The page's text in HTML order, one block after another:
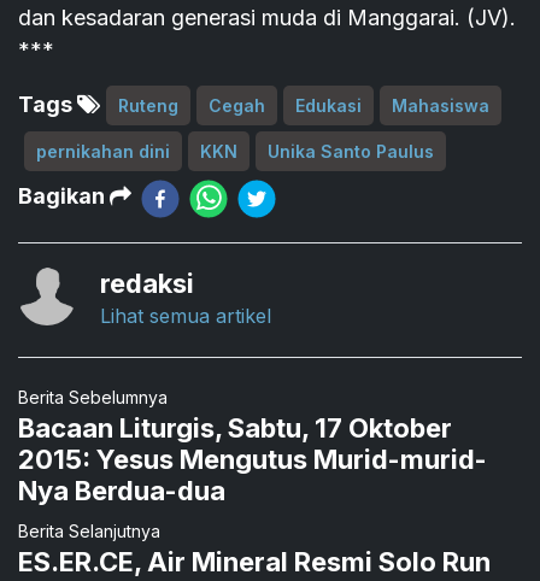
dan kesadaran generasi muda di Manggarai. (JV).
***
Tags Ruteng Cegah Edukasi Mahasiswa
pernikahan dini KKN Unika Santo Paulus
Bagikan
redaksi
Lihat semua artikel
Berita Sebelumnya
Bacaan Liturgis, Sabtu, 17 Oktober
2015: Yesus Mengutus Murid-murid-
Nya Berdua-dua
Berita Selanjutnya
ES.ER.CE, Air Mineral Resmi Solo Run